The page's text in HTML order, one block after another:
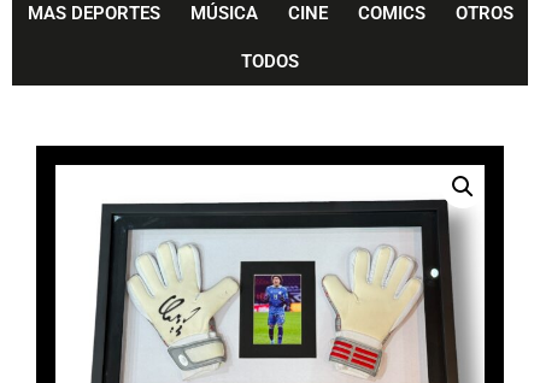
MAS DEPORTES MÚSICA CINE COMICS OTROS
TODOS